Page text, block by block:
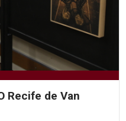
Recife de Van